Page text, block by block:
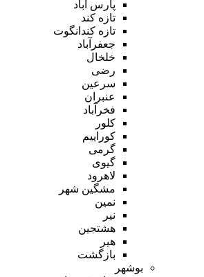
پارس آباد
تازه کند
تازه کندانگوت
جعفرآباد
خلخال
رضی
سرعین
عنبران
فخرآباد
کلور
کوراییم
گرمی
گیوی
لاهرود
مشگین شهر
نمین
نیر
هشتجین
هیر
بازگشت
بوشهر